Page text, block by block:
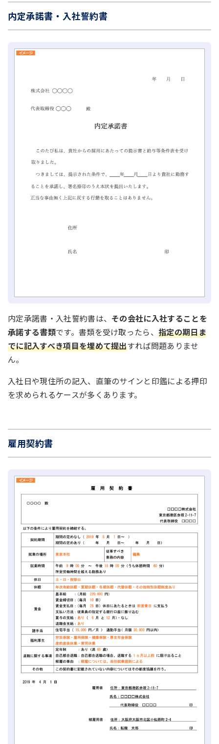
内定承諾書・入社誓約書
内定承諾書・入社誓約書は、 その会社に入社することを
承諾する書類です。書類を受け取ったら、指定の期日ま
でに記入すべき項目を埋めて提出すれば問題ありませ
ん。
入社日や現住所の記入、直筆のサインと印鑑による押印
を求められるケースが多くあります。
雇用契約書